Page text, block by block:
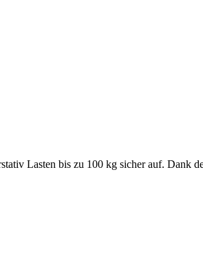
Lasten bis zu 100 kg sicher auf. Dank